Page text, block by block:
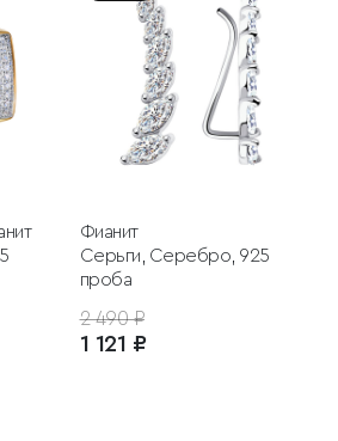
Фианит
Серьги, Серебро, 925
проба
2 490 ₽
1 121 ₽